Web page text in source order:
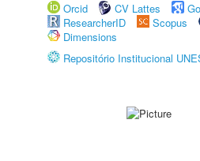
Orcid
CV Lattes
ResearcherID
Scopus
Dimensions
Repositório Institucional